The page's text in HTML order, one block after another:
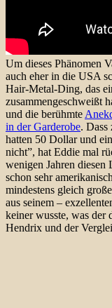
Um dieses Phänomen
auch eher in die USA
Hair-Metal-Ding, das
zusammengeschweißt
und die berühmte
in der Garderobe.
hatten 50 Dollar und
nicht”, hat Eddie mal
wenigen Jahren diesen
schon sehr
mindestens gleich
aus seinem –
keiner wusste, was der
Hendrix und der